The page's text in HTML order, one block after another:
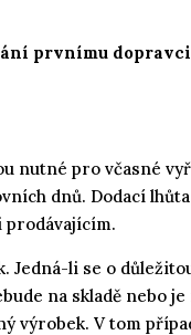
prvnímu
nutné pro včasné
dnů. Dodací
prodávajícím.
Jedná-li se o
na skladě nebo je
výrobek. V tom